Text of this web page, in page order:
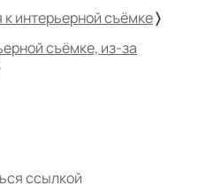
к интерьерной съёмке〉
съёмке, из-за
ссылкой